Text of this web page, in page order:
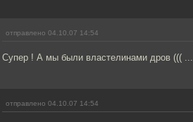
отправлено 04.10.07 14:54
Супер ! А мы были властелинами дров ((( ...
отправлено 04.10.07 14:54